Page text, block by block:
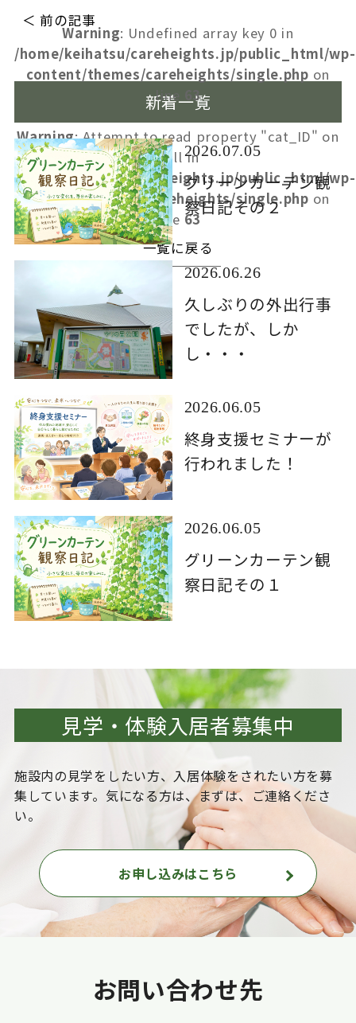
＜ 前の記事
Warning: Undefined array key 0 in
/home/keihatsu/careheights.jp/public_html/wp-
content/themes/careheights/single.php on
line
63
Warning: Attempt to read property "cat_ID" on
null in
/home/keihatsu/careheights.jp/public_html/wp-
content/themes/careheights/single.php on
line 63
一覧に戻る
新着一覧
2026.07.05
グリーンカーテン観
察日記その２
2026.06.26
久しぶりの外出行事
でしたが、しか
し・・・
2026.06.05
終身支援セミナーが
行われました！
2026.06.05
グリーンカーテン観
察日記その１
見学・体験入居者募集中
施設内の見学をしたい方、入居体験をされたい方を募
集しています。気になる方は、まずは、ご連絡くださ
い。
お申し込みはこちら
お問い合わせ先